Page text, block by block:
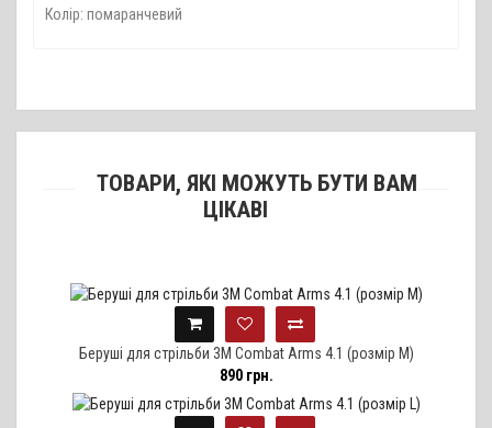
Колір: помаранчевий
ТОВАРИ, ЯКІ МОЖУТЬ БУТИ ВАМ
ЦІКАВІ
Беруші для стрільби 3M Combat Arms 4.1 (розмір M)
890 грн.